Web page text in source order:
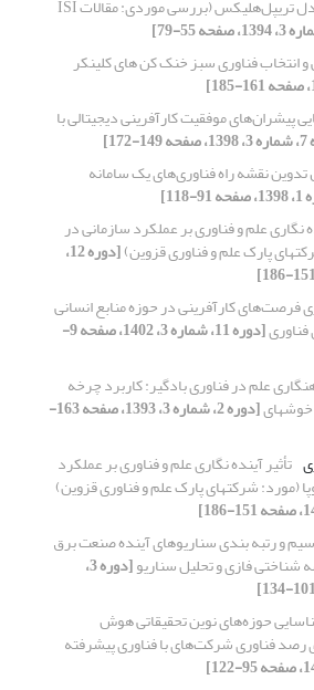
و انتخاب فناوری سبز خنک کن های کلینکر
پیشران‌های موفقیت کارآفرینی دیجیتالی با
تدوین نقشه راه فناوری‌های یک سامانه
نگاری علم و فناوری بر عملکرد سازمانی در
پارک علم و فناوری قزوین) [دوره 12،
فرصت‌های کارآفرینی در حوزه منابع انسانی
[دوره 11، شماره 3، 1402، صفحه 9-
آینده‎نگاری علم در فناوری بادگیر: کاربرد چرخه
[دوره 2، شماره 3، 1393، صفحه 163-
تأثیر آینده نگاری علم و فناوری بر عملکرد
(مورد: شرکتهای پارک علم و فناوری قزوین)
و رتبه بندی سناریوهای آینده صنعت برق
شناختی فازی و تحلیل سناریو [دوره 3،
حوزه‌های نوین تحقیقاتی هوش
فناوری شرکت‌های با فناوری پیشرفته